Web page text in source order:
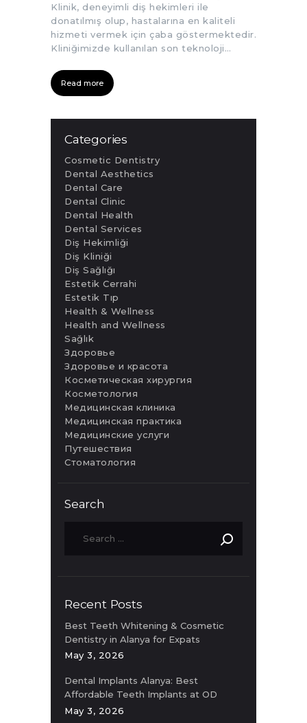
Klinik, deneyimli diş hekimleri ile
donatılmış olup, hastalarına en kaliteli
hizmeti vermek için çaba göstermektedir.
Kliniğimizde kullanılan son teknoloji…
Read more
Categories
Cosmetic Dentistry
Dental Aesthetics
Dental Care
Dental Clinic
Dental Health
Dental Services
Diş Hekimliği
Diş Kliniği
Diş Sağlığı
Estetik Cerrahi
Estetik Tıp
Health & Wellness
Health and Wellness
Sağlık
Здоровье
Здоровье и красота
Косметическая хирургия
Косметология
Медицинская клиника
Медицинская практика
Медицинские услуги
Путешествия
Стоматология
Search
Recent Posts
Best Teeth Whitening & Cosmetic
Dentistry in Alanya for Expats
May 3, 2026
Dental Implants Alanya: Best
Affordable Teeth Implants at OD
Clinic
May 3, 2026